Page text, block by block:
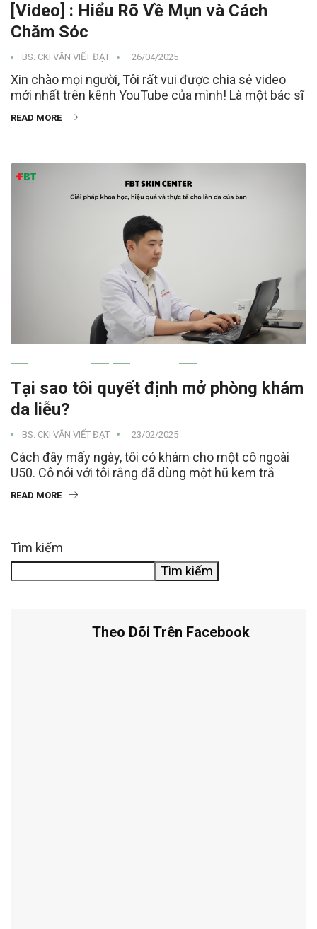
[Video] : Hiểu Rõ Về Mụn và Cách
Chăm Sóc
BS. CKI VĂN VIẾT ĐẠT 26/04/2025
Xin chào mọi người, Tôi rất vui được chia sẻ video
mới nhất trên kênh YouTube của mình! Là một bác sĩ
READ MORE
Tại sao tôi quyết định mở phòng khám
da liễu?
BS. CKI VĂN VIẾT ĐẠT 23/02/2025
Cách đây mấy ngày, tôi có khám cho một cô ngoài
U50. Cô nói với tôi rằng đã dùng một hũ kem trắ
READ MORE
Tìm kiếm
Tìm kiếm
Theo Dõi Trên Facebook